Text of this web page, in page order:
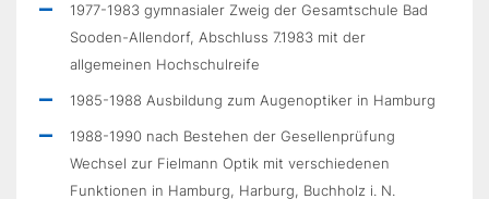
1977-1983 gymnasialer Zweig der Gesamtschule Bad
Sooden-Allendorf, Abschluss 7.1983 mit der
allgemeinen Hochschulreife
1985-1988 Ausbildung zum Augenoptiker in Hamburg
1988-1990 nach Bestehen der Gesellenprüfung
Wechsel zur Fielmann Optik mit verschiedenen
Funktionen in Hamburg, Harburg, Buchholz i. N.